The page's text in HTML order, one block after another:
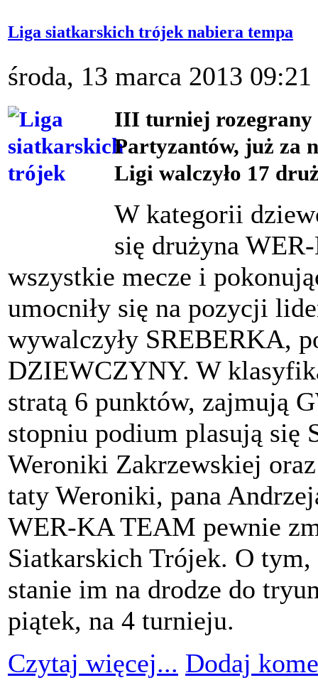
Liga siatkarskich trójek nabiera tempa
środa, 13 marca 2013 09:21
III turniej rozegrany
Partyzantów, już za
Ligi walczyło 17
W kategorii
się drużyna
wszystkie mecze i
umocniły się na pozycji
wywalczyły SREBERKA,
DZIEWCZYNY. W
stratą 6 punktów, zajmują
stopniu podium plasują się
Weroniki Zakrzewskiej
taty Weroniki, pana
WER-KA TEAM pewnie
Siatkarskich Trójek. O
stanie im na drodze do
piątek, na 4 turnieju.
Czytaj więcej... Dodaj